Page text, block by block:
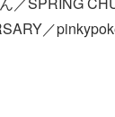
／